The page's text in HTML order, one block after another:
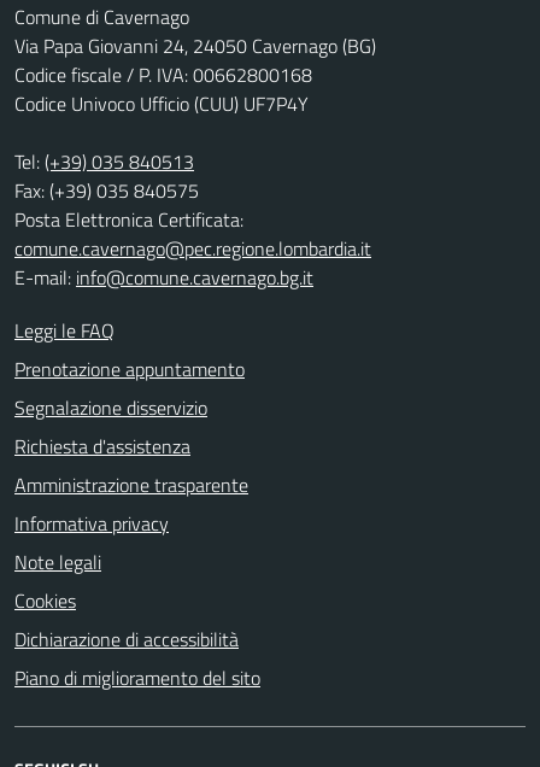
Comune di Cavernago
Via Papa Giovanni 24, 24050 Cavernago (BG)
Codice fiscale / P. IVA: 00662800168
Codice Univoco Ufficio (CUU) UF7P4Y
Tel:(+39) 035 840513
Fax: (+39) 035 840575
Posta Elettronica Certificata:
comune.cavernago@pec.regione.lombardia.it
E-mail: info@comune.cavernago.bg.it
Leggi le FAQ
Prenotazione appuntamento
Segnalazione disservizio
Richiesta d'assistenza
Amministrazione trasparente
Informativa privacy
Note legali
Cookies
Dichiarazione di accessibilità
Piano di miglioramento del sito